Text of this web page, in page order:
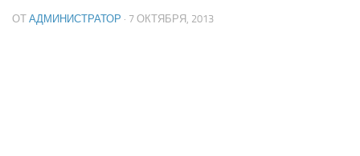
ОТ АДМИНИСТРАТОР · 7 ОКТЯБРЯ, 2013